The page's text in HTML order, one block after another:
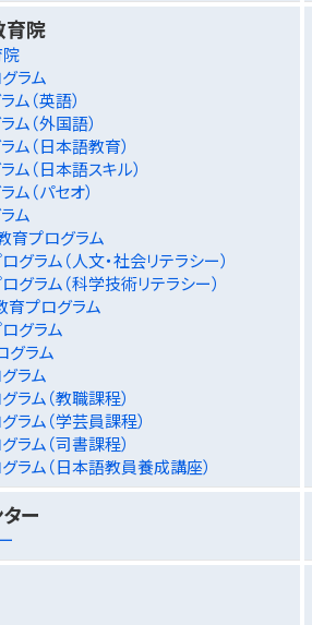
育院
ラム
（英語）
（外国語）
ム（日本語教育）
（日本語スキル）
（パセオ）
ム
育プログラム
ラム（人文・社会リテラシー）
グラム（科学技術リテラシー）
育プログラム
グラム
グラム
ラム
ラム（教職課程）
ラム（学芸員課程）
ラム（司書課程）
ラム（日本語教員養成講座）
ー